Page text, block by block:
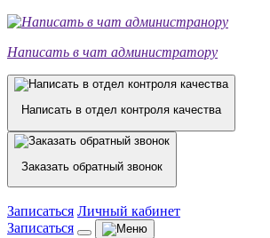
Написать в чат администратору
Написать в отдел контроля качества
Заказать обратный звонок
Записаться Личный кабинет
Записаться